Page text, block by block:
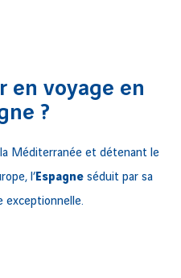
en voyage en
?
Méditerranée et détenant le
l’Espagne séduit par sa
exceptionnelle.